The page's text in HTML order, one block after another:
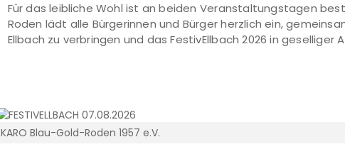
Für das leibliche Wohl ist an beiden Veranstaltungstagen
Roden lädt alle Bürgerinnen und Bürger herzlich ein,
Ellbach zu verbringen und das FestivEllbach 2026 in geselliger
KARO Blau-Gold-Roden 1957 e.V.